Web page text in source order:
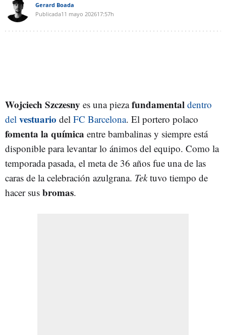
Gerard Boada
Publicada11 mayo 202617:57h
Wojciech Szczesny es una piezafundamental dentro
del vestuario del FC Barcelona. El portero polaco
fomenta la química entre bambalinas y siempre está
disponible para levantar lo ánimos del equipo. Como la
temporada pasada, el meta de 36 años fue una de las
caras de la celebración azulgrana. Tektuvo tiempo de
hacer sus bromas.